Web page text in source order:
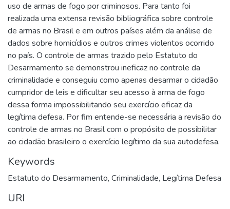
uso de armas de fogo por criminosos. Para tanto foi
realizada uma extensa revisão bibliográfica sobre controle
de armas no Brasil e em outros países além da análise de
dados sobre homicídios e outros crimes violentos ocorrido
no país. O controle de armas trazido pelo Estatuto do
Desarmamento se demonstrou ineficaz no controle da
criminalidade e conseguiu como apenas desarmar o cidadão
cumpridor de leis e dificultar seu acesso à arma de fogo
dessa forma impossibilitando seu exercício eficaz da
legítima defesa. Por fim entende-se necessária a revisão do
controle de armas no Brasil com o propósito de possibilitar
ao cidadão brasileiro o exercício legítimo da sua autodefesa.
Keywords
Estatuto do Desarmamento, Criminalidade, Legítima Defesa
URI